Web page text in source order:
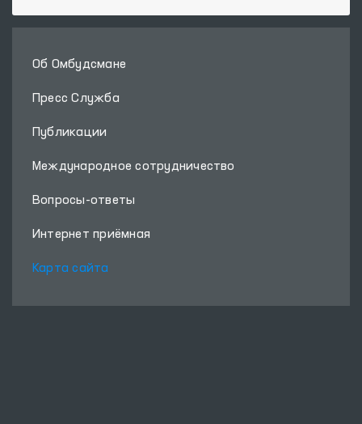
Об Омбудсмане
Пресс Служба
Публикации
Международное сотрудничество
Вопросы-ответы
Интернет приёмная
Карта сайта